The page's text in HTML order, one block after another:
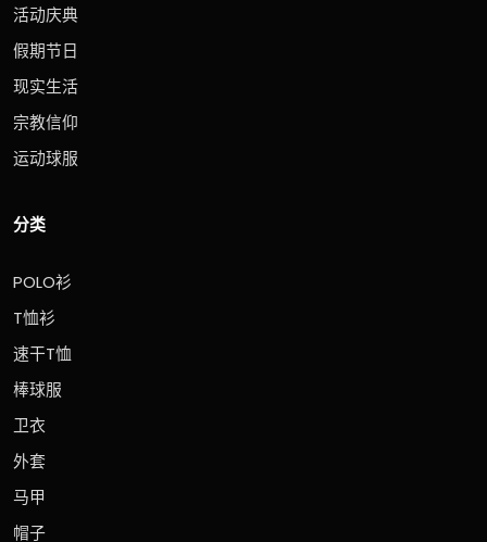
活动庆典
假期节日
现实生活
宗教信仰
运动球服
分类
POLO衫
T恤衫
速干T恤
棒球服
卫衣
外套
马甲
帽子